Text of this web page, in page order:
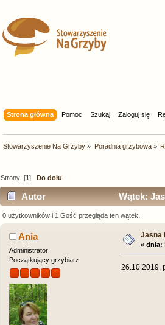
Strona główna Pomoc Szukaj Zaloguj się
Stowarzyszenie Na Grzyby » Poradnia grzybowa»
Strony: [1]Do dołu
Autor Wątek:
0 użytkowników i 1 Gość przegląda ten wątek.
Ania
Administrator
Początkujący grzybiarz
Jasna
« dnia:
26.10.2019,